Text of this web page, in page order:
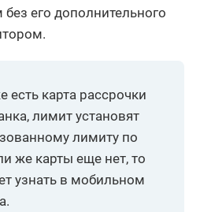
его дополнительного
есть карта рассрочки
лимит установят
лимиту по
же карты еще нет, то
узнать в мобильном